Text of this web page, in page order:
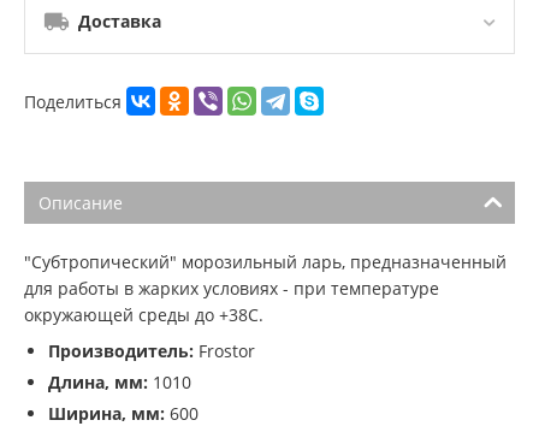
Доставка
Поделиться
Описание
"Субтропический" морозильный ларь, предназначенный
для работы в жарких условиях - при температуре
окружающей среды до +38С.
Производитель: Frostor
Длина, мм: 1010
Ширина, мм: 600